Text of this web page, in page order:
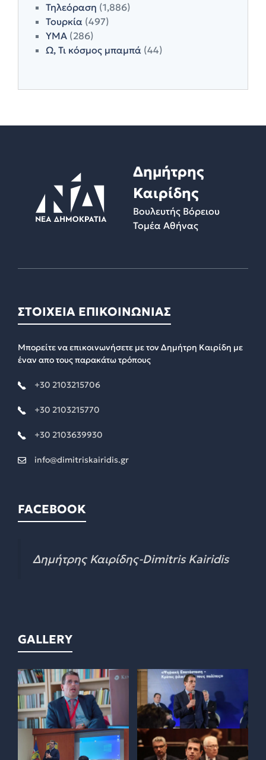
Τηλεόραση (1,886)
Τουρκία (497)
ΥΜΑ (286)
Ω, Τι κόσμος μπαμπά (44)
Δημήτρης
Καιρίδης
Βουλευτής Βόρειου
Τομέα Αθήνας
ΣΤΟΙΧΕΙΑ ΕΠΙΚΟΙΝΩΝΙΑΣ
Μπορείτε να επικοινωνήσετε με τον Δημήτρη Καιρίδη με
έναν απο τους παρακάτω τρόπους
+30 2103215706
+30 2103215770
+30 2103639930
info@dimitriskairidis.gr
FACEBOOK
Δημήτρης Καιρίδης-Dimitris Kairidis
GALLERY